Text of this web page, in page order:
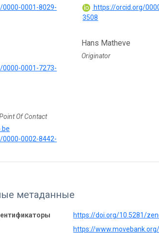
0000-0001-8029-
https://orcid.org/
3508
0000-0001-7273-
Hans Matheve
Originator
Of Contact
0000-0002-8442-
метаданные
https://doi.org/10.5281/
https://